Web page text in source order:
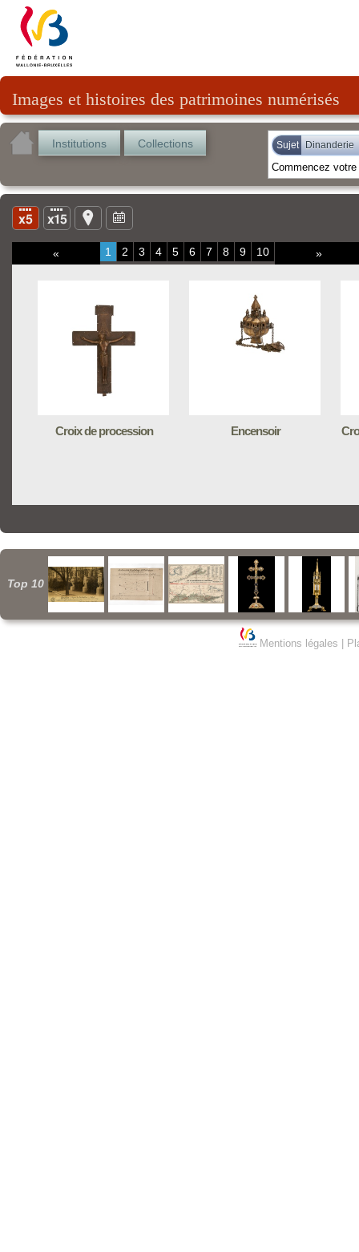
Images et histoires des patrimoines numérisés
Institutions Collections Sujet Dinanderie
« 1 2 3 4 5 6 7 8 9 10 »
Croix de procession Encensoir
Top 10
Mentions légales